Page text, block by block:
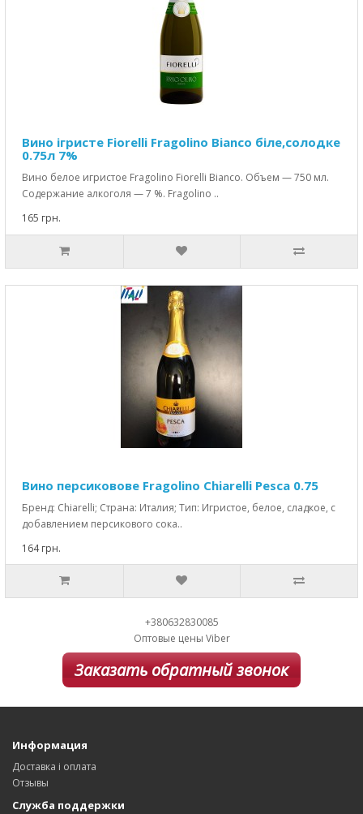
Вино ігристе Fiorelli Fragolino Bianco біле,солодке
0.75л 7%
Вино белое игристое Fragolino Fiorelli Bianco. Объем — 750 мл.
Содержание алкоголя — 7 %. Fragolino ..
165 грн.
Вино персиковове Fragolino Chiarelli Pesca 0.75
Бренд: Chiarelli; Страна: Италия; Тип: Игристое, белое, сладкое, с
добавлением персикового сока..
164 грн.
+380632830085
Оптовые цены Viber
Заказать обратный звонок
Информация
Доставка і оплата
Отзывы
Служба поддержки